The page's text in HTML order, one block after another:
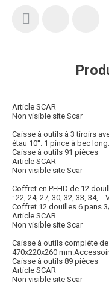
Article SCAR
Non visible site Scar
Caisse à outils à 3 tiroirs
étau 10''. 1 pince à bec
Caisse à outils 91 pièces
Article SCAR
Non visible site Scar
Coffret en PEHD de 12
: 22, 24, 27, 30, 32, 33, 34,...
Coffret 12 douilles 6 pans
Article SCAR
Non visible site Scar
Caisse à outils complète
470x220x260
Caisse à outils 89 pièces
Article SCAR
Non visible site Scar